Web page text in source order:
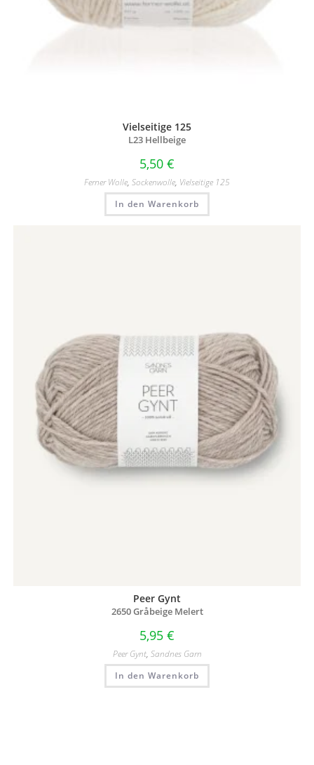
Vielseitige 125
L23 Hellbeige
5,50 €
Ferner Wolle, Sockenwolle, Vielseitige 125
In den Warenkorb
Peer Gynt
2650 Gråbeige Melert
5,95 €
Peer Gynt, Sandnes Garn
In den Warenkorb